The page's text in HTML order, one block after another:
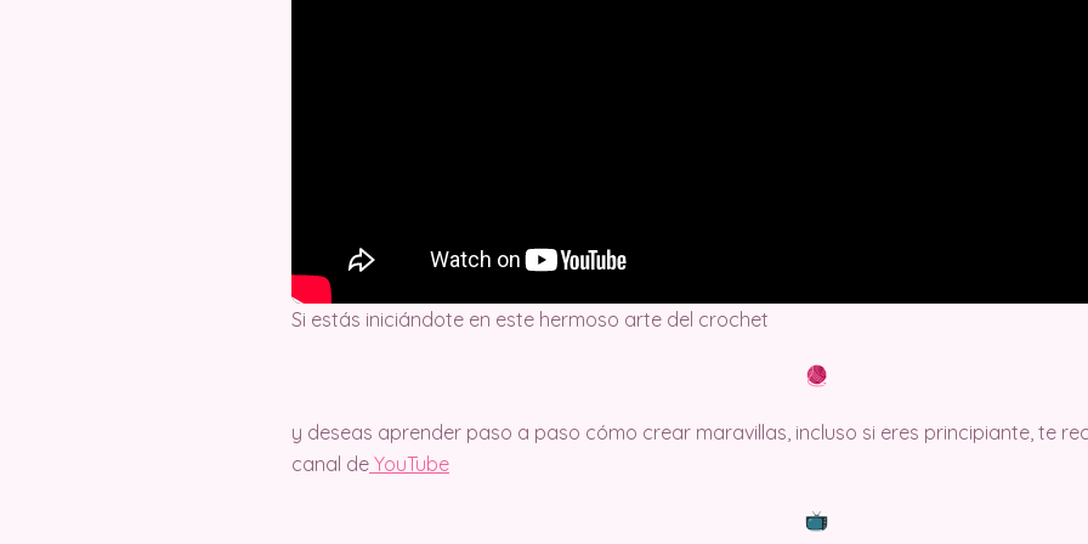
Si estás iniciándote en este hermoso arte del crochet
y deseas aprender paso a paso cómo crear maravillas, incluso si eres principiante, te
canal de YouTube